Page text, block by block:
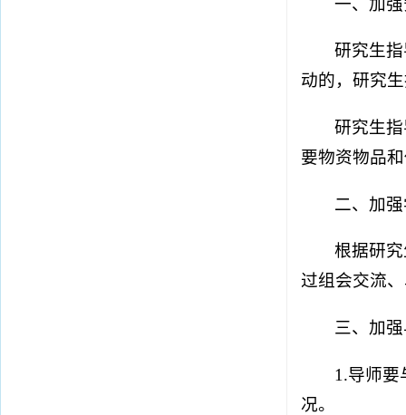
研究生
动的，研究
研究生
要物资物品
二、加
根据研
过组会交流
三、加
1.导师要
况。